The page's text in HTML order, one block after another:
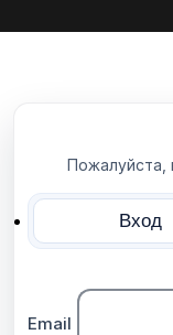
Пожалуйста,
Вход
Email